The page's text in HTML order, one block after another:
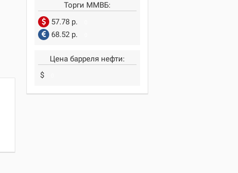
Торги ММВБ:
57.78 р.
68.52 р.
Цена барреля нефти:
$